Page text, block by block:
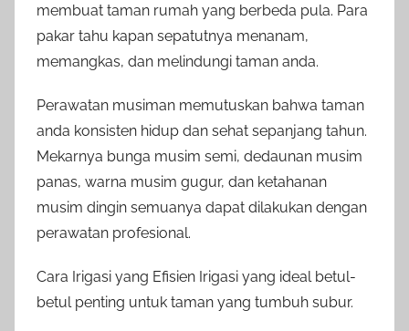
membuat taman rumah yang berbeda pula. Para
pakar tahu kapan sepatutnya menanam,
memangkas, dan melindungi taman anda.
Perawatan musiman memutuskan bahwa taman
anda konsisten hidup dan sehat sepanjang tahun.
Mekarnya bunga musim semi, dedaunan musim
panas, warna musim gugur, dan ketahanan
musim dingin semuanya dapat dilakukan dengan
perawatan profesional.
Cara Irigasi yang Efisien Irigasi yang ideal betul-
betul penting untuk taman yang tumbuh subur.